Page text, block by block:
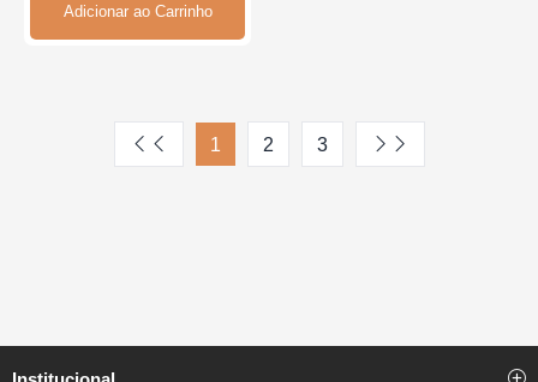
Adicionar ao Carrinho
1 2 3